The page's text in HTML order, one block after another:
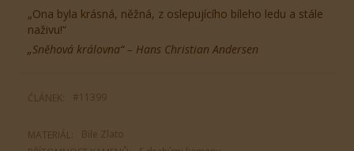
„Ona byla krásná, něžná, z oslepujícího bíleho ledu a stále
naživu!“
„Sněhová královna“ – Hans Christian Andersen
ČLÁNEK: #11399
MATERIÁL:
Bile Zlato